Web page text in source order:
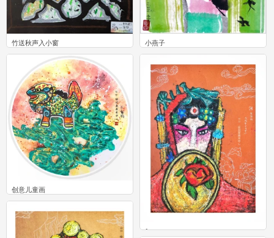
小燕子
1
竹送秋声入小窗
0
创意儿童画
1
1